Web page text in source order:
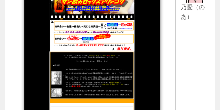
乃愛（の
あ）